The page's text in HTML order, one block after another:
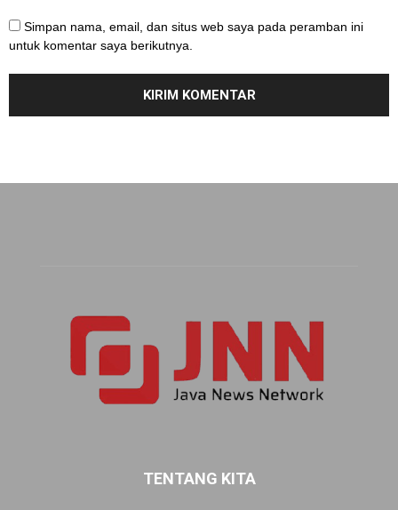
Simpan nama, email, dan situs web saya pada peramban ini
untuk komentar saya berikutnya.
TENTANG KITA